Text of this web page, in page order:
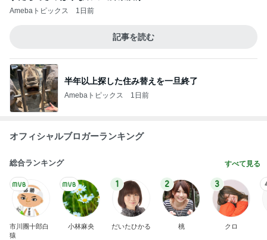
Amebaトピックス 1日前
記事を読む
半年以上探した住み替えを一旦終了
Amebaトピックス 1日前
オフィシャルブロガーランキング
総合ランキング すべて見る
市川團十郎白
猿
小林麻央
1
だいたひかる
2
桃
3
クロ